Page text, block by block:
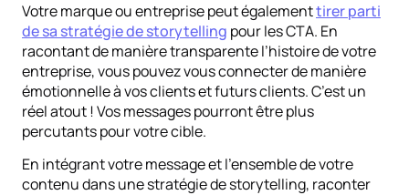
Votre marque ou entreprise peut égalementtirer parti
de sa stratégie de storytelling pour les CTA. En
racontant de manière transparente l’histoire de votre
entreprise, vous pouvez vous connecter de manière
émotionnelle à vos clients et futurs clients. C’est un
réel atout ! Vos messages pourront être plus
percutants pour votre cible.
En intégrant votre message et l’ensemble de votre
contenu dans une stratégie de storytelling, raconter